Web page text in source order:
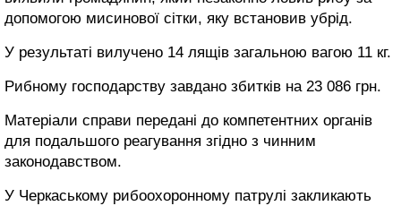
допомогою мисинової сітки, яку встановив убрід.
У результаті вилучено 14 лящів загальною вагою 11 кг.
Рибному господарству завдано збитків на 23 086 грн.
Матеріали справи передані до компетентних органів
для подальшого реагування згідно з чинним
законодавством.
У Черкаському рибоохоронному патрулі закликають